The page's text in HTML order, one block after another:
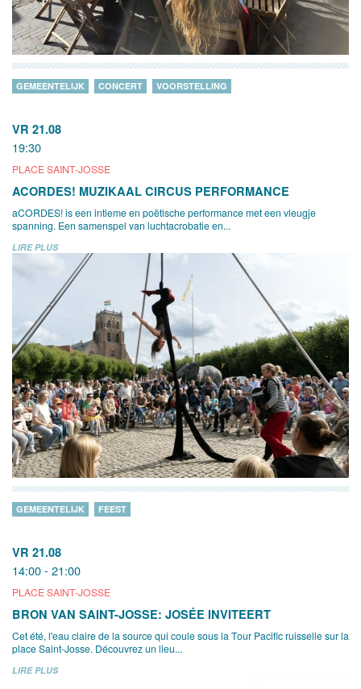
VR 21.08
19:30
PLACE SAINT-JOSSE
GEMEENTELIJK CONCERT VOORSTELLING
ACORDES! MUZIKAAL CIRCUS PERFORMANCE
aCORDES! is een intieme en poëtische performance met een vleugje
spanning. Een samenspel van luchtacrobatie en...
LIRE PLUS
VR 21.08
14:00 - 21:00
PLACE SAINT-JOSSE
GEMEENTELIJK FEEST
BRON VAN SAINT-JOSSE: JOSÉE INVITEERT
Cet été, l'eau claire de la source qui coule sous la Tour Pacific ruisselle sur la
place Saint-Josse. Découvrez un lieu...
LIRE PLUS